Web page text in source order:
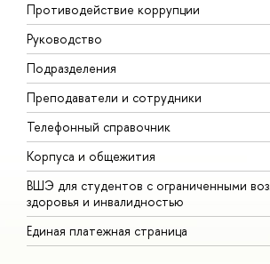
Противодействие коррупции
Руководство
Подразделения
Преподаватели и сотрудники
Телефонный справочник
Корпуса и общежития
ВШЭ для студентов с ограниченными
здоровья и инвалидностью
Единая платежная страница